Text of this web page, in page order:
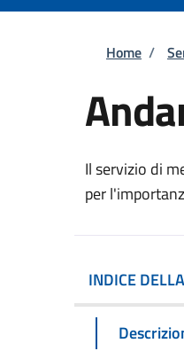
Home /
Il servizio di
per
INDICE